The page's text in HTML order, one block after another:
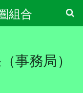
組合
事務局）